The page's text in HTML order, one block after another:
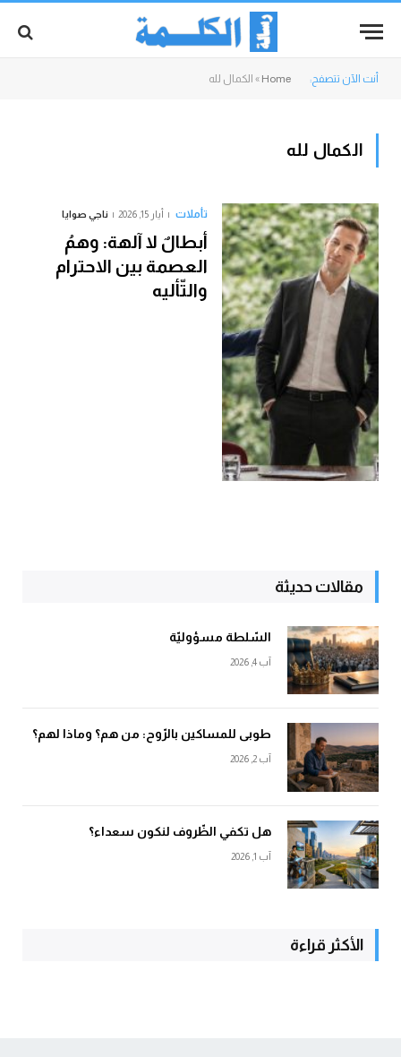
أنت الآن تتصفح: Home
» الكمال لله
الكمال لله
تأملات أيار 15, 2026 ناجي صوايا
أبطالٌ لا آلهة: وهمُ
العصمة بين الاحترام
والتّأليه
مقالات حديثة
السّلطة مسؤوليّة
آب 4, 2026
طوبى للمساكين بالرّوح: من هم؟ وماذا لهم؟
آب 2, 2026
هل تكفي الظّروف لنكون سعداء؟
آب 1, 2026
الأكثر قراءة